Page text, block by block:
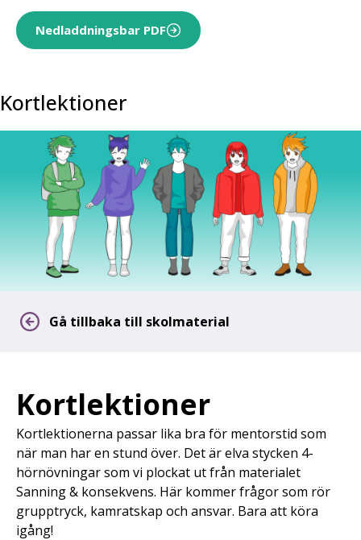
Nedladdningsbar PDF
Kortlektioner
Gå tillbaka till skolmaterial
Kortlektioner
Kortlektionerna passar lika bra för mentorstid som
när man har en stund över. Det är elva stycken 4-
hörnövningar som vi plockat ut från materialet
Sanning & konsekvens. Här kommer frågor som rör
grupptryck, kamratskap och ansvar. Bara att köra
igång!